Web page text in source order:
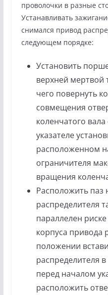
проволочки в разные
Устанавливать
снимался привод
следующем порядке:
Установить
верхней мертвой
чего повернуть
совмещения
коленчатого
указателе
расположенном
ограничителя
вращения
Расположить паз
распределителя
параллелен
корпуса привода
положении
распределителя
перед началом
расположить